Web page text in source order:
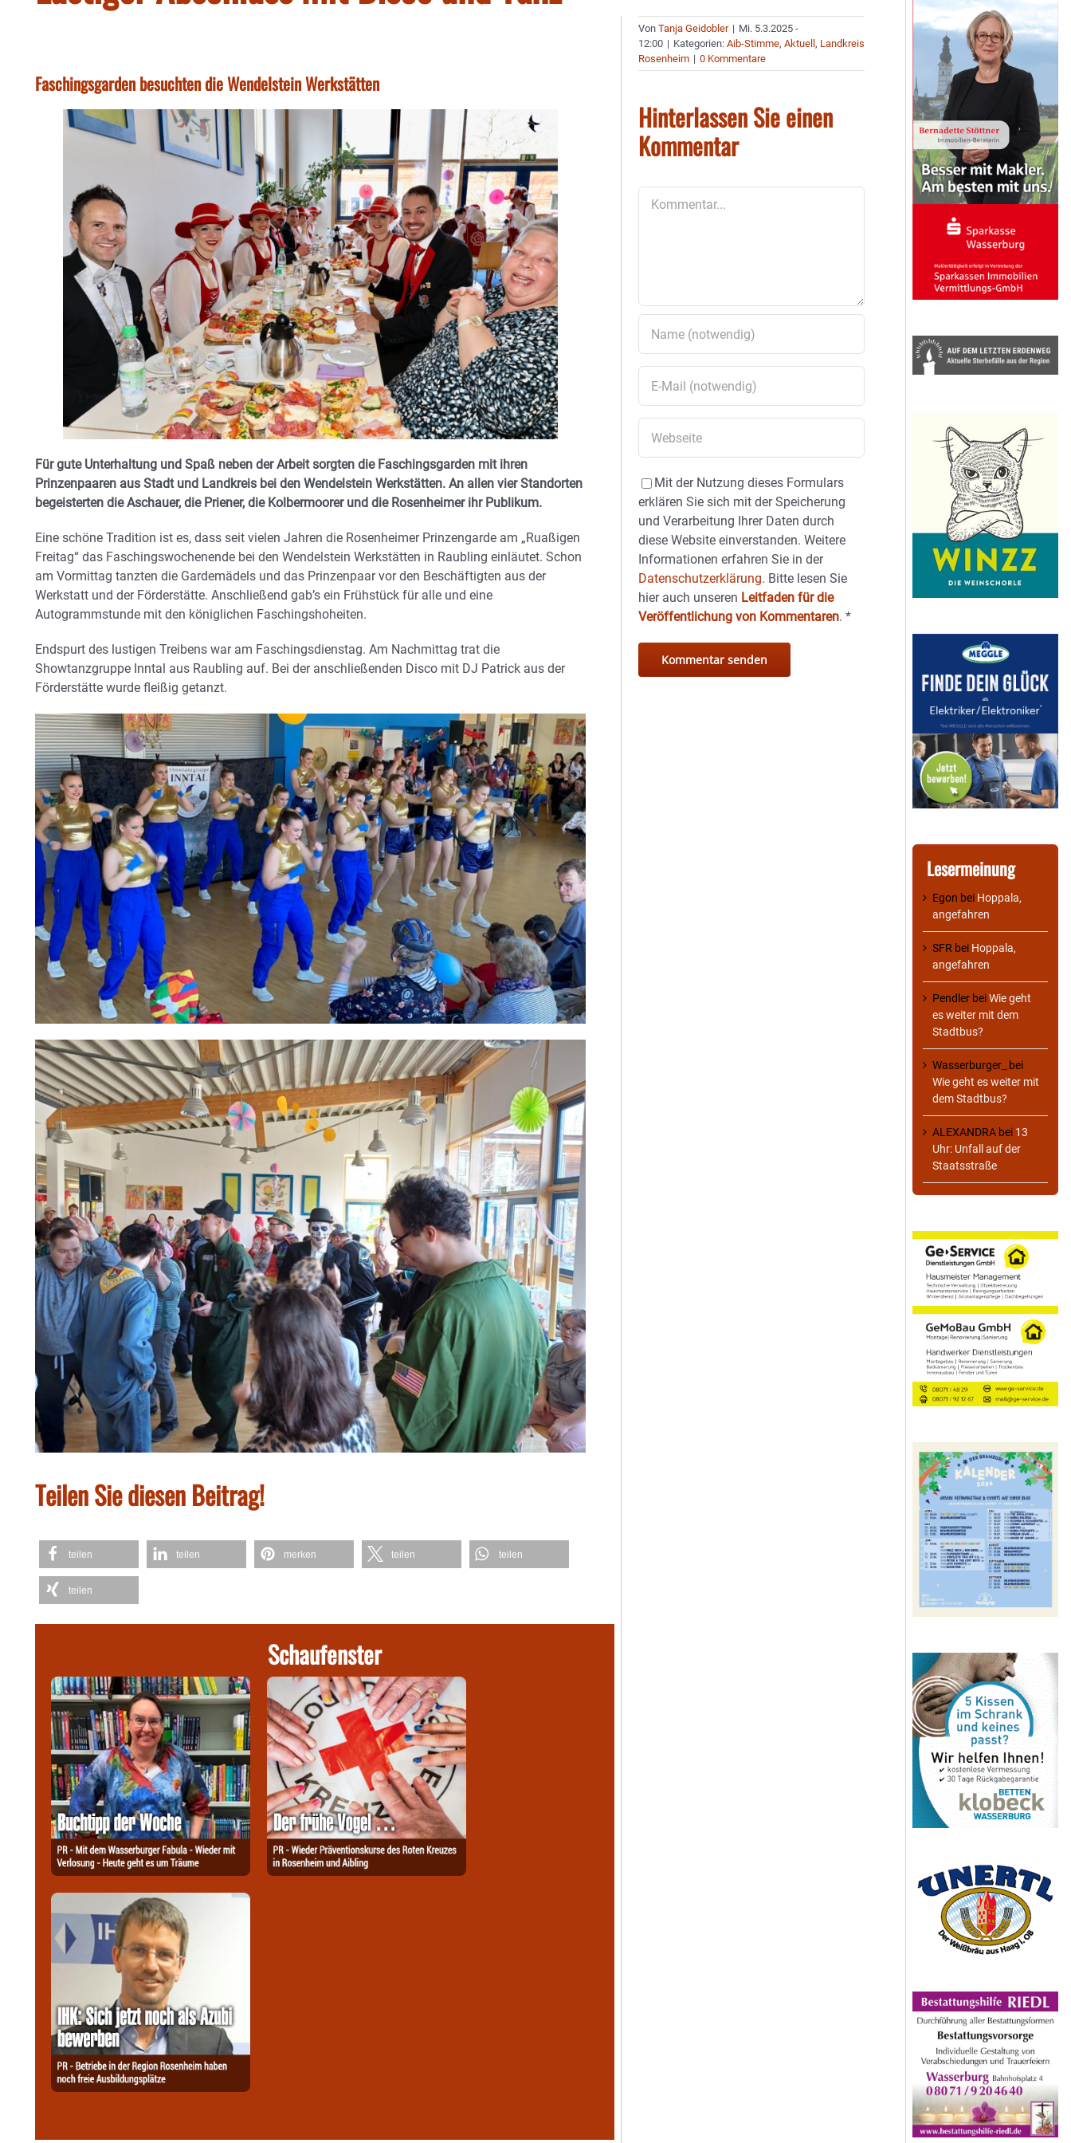
Faschingsgarden besuchten die Wendelstein Werkstätten
Für gute Unterhaltung und Spaß neben der Arbeit sorgten die Faschingsgarden mit ihren
Prinzenpaaren aus Stadt und Landkreis bei den Wendelstein Werkstätten. An allen vier Standorten
begeisterten die Aschauer, die Priener, die Kolbermoorer und die Rosenheimer ihr Publikum.
Eine schöne Tradition ist es, dass seit vielen Jahren die Rosenheimer Prinzengarde am „Ruaßigen
Freitag“ das Faschingswochenende bei den Wendelstein Werkstätten in Raubling einläutet. Schon
am Vormittag tanzten die Gardemädels und das Prinzenpaar vor den Beschäftigten aus der
Werkstatt und der Förderstätte. Anschließend gab’s ein Frühstück für alle und eine
Autogrammstunde mit den königlichen Faschingshoheiten.
Endspurt des lustigen Treibens war am Faschingsdienstag. Am Nachmittag trat die
Showtanzgruppe Inntal aus Raubling auf. Bei der anschließenden Disco mit DJ Patrick aus der
Förderstätte wurde fleißig getanzt.
Teilen Sie diesen Beitrag!
teilen teilen merken teilen teilen
teilen
Schaufenster
VonTanja Geidobler | Mi. 5.3.2025 -
12:00 | Kategorien:Aib-Stimme,Aktuell, Landkreis
Rosenheim | 0 Kommentare
Hinterlassen Sie einen
Kommentar
Mit der Nutzung dieses Formulars
erklären Sie sich mit der Speicherung
und Verarbeitung Ihrer Daten durch
diese Website einverstanden. Weitere
Informationen erfahren Sie in der
Datenschutzerklärung. Bitte lesen Sie
hier auch unseren Leitfaden für die
Veröffentlichung von Kommentaren.*
Lesermeinung
Egon bei Hoppala,
angefahren
SFR bei Hoppala,
angefahren
Pendler beiWie geht
es weiter mit dem
Stadtbus?
Wasserburger_
bei
Wie geht es weiter mit
dem Stadtbus?
ALEXANDRA bei 13
Uhr: Unfall auf der
Staatsstraße